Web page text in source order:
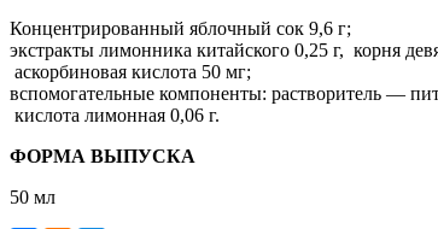
Концентрированный яблочный сок 9,6 г;
экстракты лимонника китайского 0,25 г, корня
аскорбиновая кислота 50 мг;
вспомогательные компоненты: растворитель —
кислота лимонная 0,06 г.
ФОРМА ВЫПУСКА
50 мл